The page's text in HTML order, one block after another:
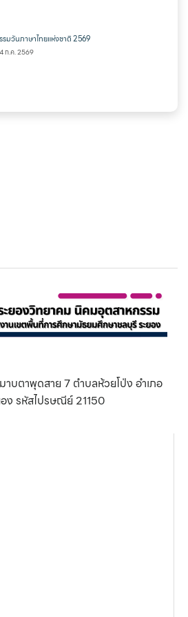
รมวันภาษาไทยแห่งชาติ 2569
ก.ค. 2569
าบตาพุดสาย 7 ตำบลห้วยโป่ง อำเภอ
ง รหัสไปรษณีย์ 21150